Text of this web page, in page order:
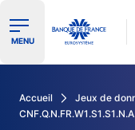
Ouvrir le menu de
MENU
Accueil Jeux de